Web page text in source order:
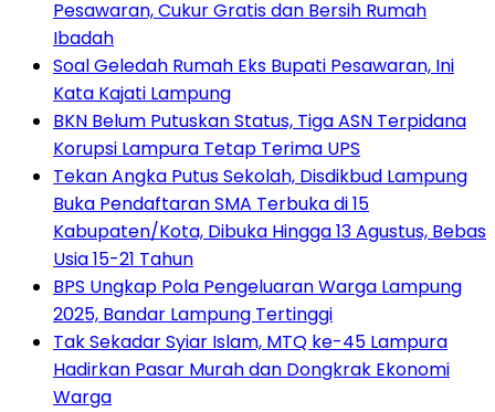
Pesawaran, Cukur Gratis dan Bersih Rumah
Ibadah
Soal Geledah Rumah Eks Bupati Pesawaran, Ini
Kata Kajati Lampung
BKN Belum Putuskan Status, Tiga ASN Terpidana
Korupsi Lampura Tetap Terima UPS
Tekan Angka Putus Sekolah, Disdikbud Lampung
Buka Pendaftaran SMA Terbuka di 15
Kabupaten/Kota, Dibuka Hingga 13 Agustus, Bebas
Usia 15-21 Tahun
BPS Ungkap Pola Pengeluaran Warga Lampung
2025, Bandar Lampung Tertinggi
Tak Sekadar Syiar Islam, MTQ ke-45 Lampura
Hadirkan Pasar Murah dan Dongkrak Ekonomi
Warga